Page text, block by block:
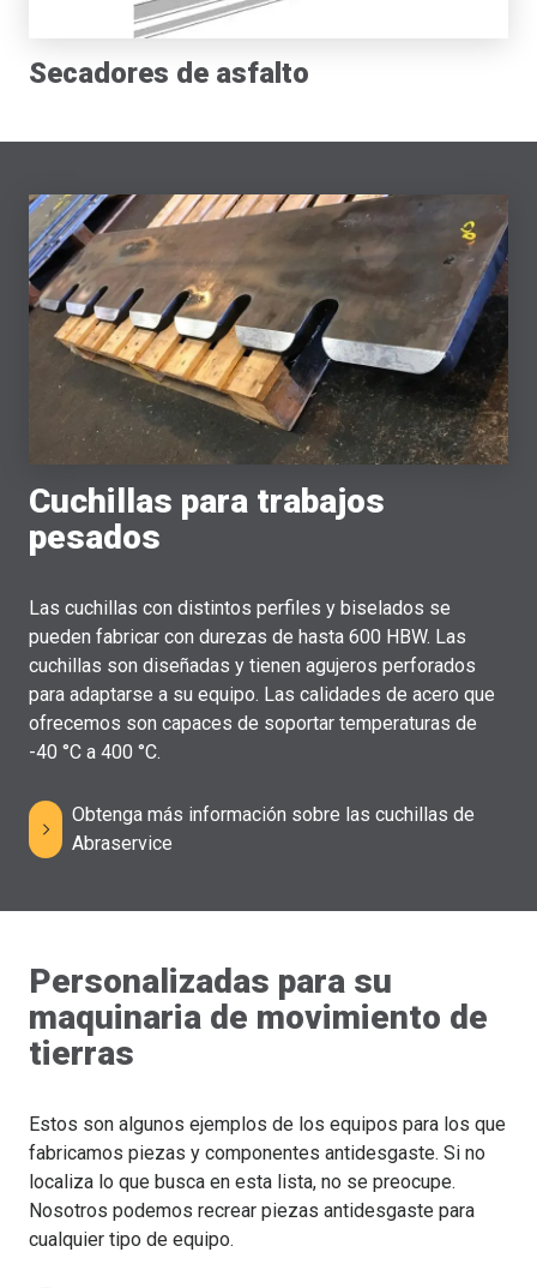
Secadores de asfalto
Cuchillas para trabajos
pesados
Las cuchillas con distintos perfiles y biselados se
pueden fabricar con durezas de hasta 600 HBW. Las
cuchillas son diseñadas y tienen agujeros perforados
para adaptarse a su equipo. Las calidades de acero que
ofrecemos son capaces de soportar temperaturas de
-40 °C a 400 °C.
Obtenga más información sobre las cuchillas de
Abraservice
Personalizadas para su
maquinaria de movimiento de
tierras
Estos son algunos ejemplos de los equipos para los que
fabricamos piezas y componentes antidesgaste. Si no
localiza lo que busca en esta lista, no se preocupe.
Nosotros podemos recrear piezas antidesgaste para
cualquier tipo de equipo.